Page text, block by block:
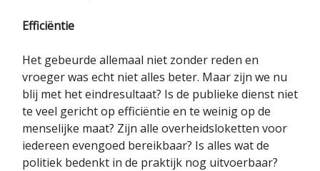
Efficiëntie
Het gebeurde allemaal niet zonder reden en
vroeger was echt niet alles beter. Maar zijn we nu
blij met het eindresultaat? Is de publieke dienst niet
te veel gericht op efficiëntie en te weinig op de
menselijke maat? Zijn alle overheidsloketten voor
iedereen evengoed bereikbaar? Is alles wat de
politiek bedenkt in de praktijk nog uitvoerbaar?